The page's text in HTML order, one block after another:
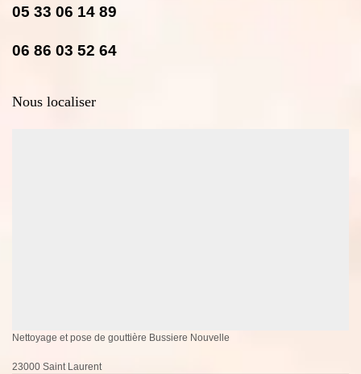
05 33 06 14 89
06 86 03 52 64
Nous localiser
Nettoyage et pose de gouttière Bussiere Nouvelle
23000 Saint Laurent